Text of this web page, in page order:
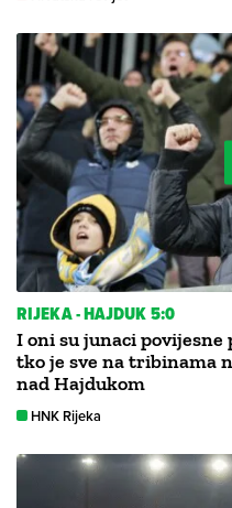
RIJEKA - HAJDUK 5:0
I oni su junaci povijesne
tko je sve na tribinama
nad Hajdukom
HNK Rijeka